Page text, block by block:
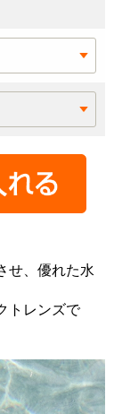
せ、優れた水
トレンズで